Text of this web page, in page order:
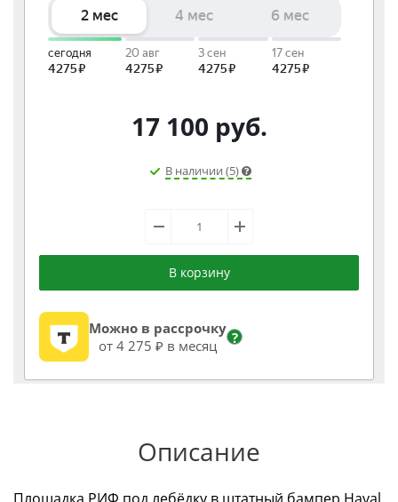
17 100 руб.
В наличии (5)
В корзину
Можно в рассрочку
от 4 275 ₽ в месяц
?
Описание